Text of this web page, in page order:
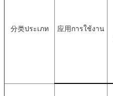
分类ประเภท 应用การใช้งาน